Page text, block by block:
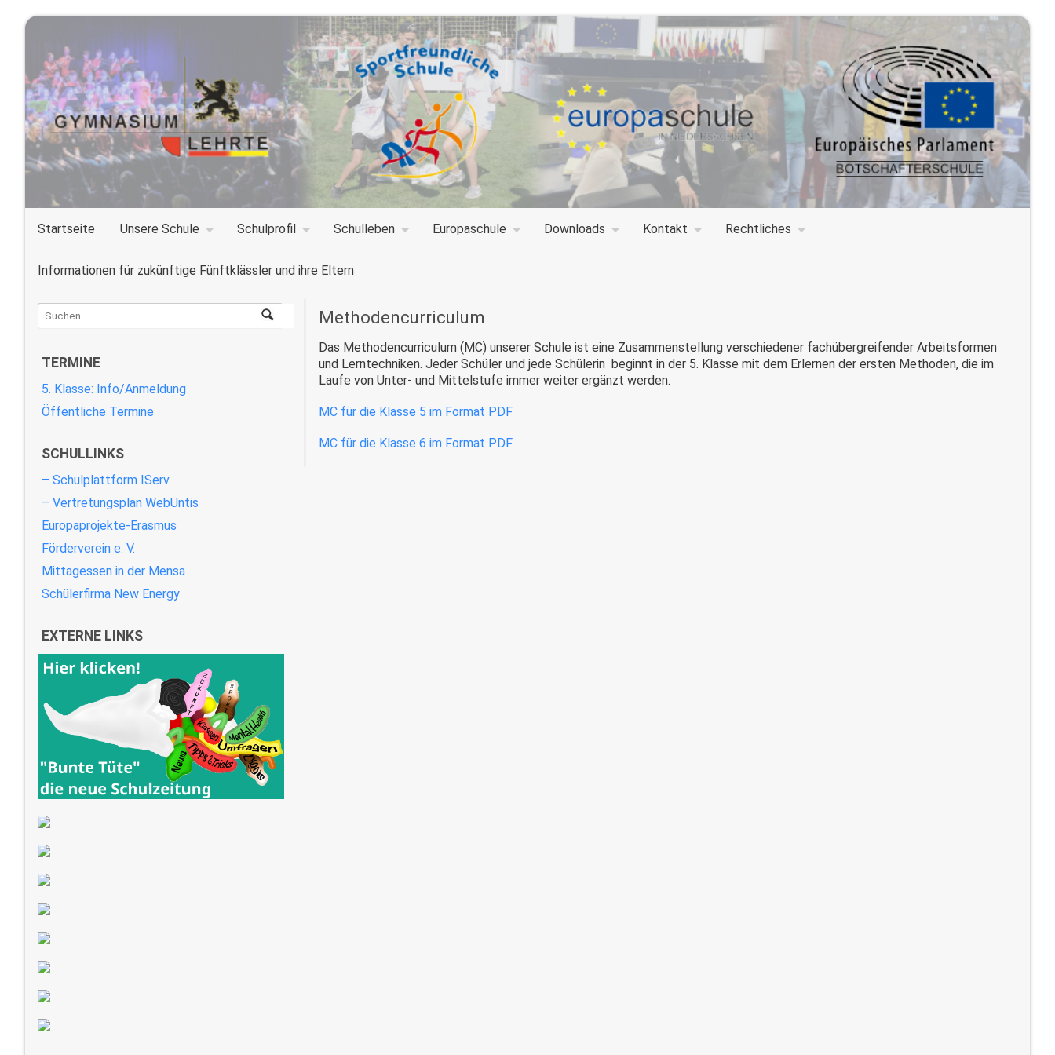
Startseite Unsere Schule Schulprofil Schulleben Europaschule Downloads Kontakt Rechtliches
Informationen für zukünftige Fünftklässler und ihre Eltern
Methodencurriculum
Das Methodencurriculum (MC) unserer Schule ist eine Zusammenstellung verschiedener fachübergreifender Arbeitsformen
und Lerntechniken. Jeder Schüler und jede Schülerin beginnt in der 5. Klasse mit dem Erlernen der ersten Methoden, die im
Laufe von Unter- und Mittelstufe immer weiter ergänzt werden.
MC für die Klasse 5 im Format PDF
MC für die Klasse 6 im Format PDF
TERMINE
5. Klasse: Info/Anmeldung
Öffentliche Termine
SCHULLINKS
– Schulplattform IServ
– Vertretungsplan WebUntis
Europaprojekte-Erasmus
Förderverein e. V.
Mittagessen in der Mensa
Schülerfirma New Energy
EXTERNE LINKS